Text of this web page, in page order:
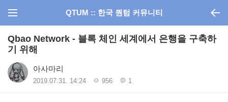
QTUM :: 한국 퀀텀 커뮤니티
Qbao Network - 블록 체인 세계에서 은행을 구축하
기 위해
아사마리
2019.07.31. 14:24 956 1